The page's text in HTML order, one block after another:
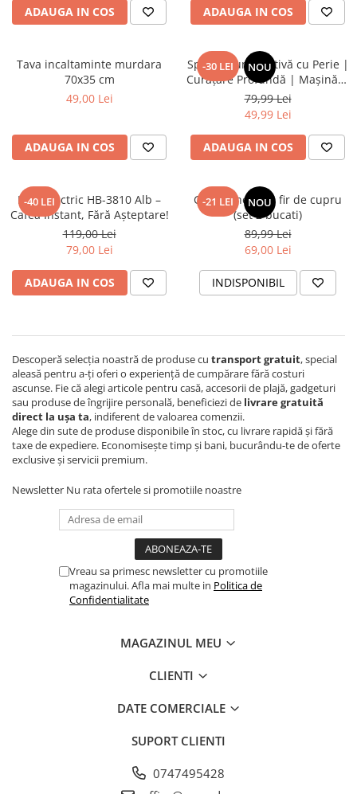
ADAUGA IN COS ADAUGA IN COS
Tava incaltaminte murdara
70x35 cm
49,00 Lei
ADAUGA IN COS
-30 LEI NOU
Spray Spumă Activă cu Perie |
Curățare Profundă | Mașină &
Casă | Elimină Pete și
Murdărie
79,99 Lei
49,99 Lei
ADAUGA IN COS
-40 LEI
Ibric Electric HB-3810 Alb –
Cafea Instant, Fără Așteptare!
119,00 Lei
79,00 Lei
ADAUGA IN COS
-21 LEI NOU
Genunchera cu fir de cupru
(set 2 bucati)
89,99 Lei
69,00 Lei
INDISPONIBIL
Descoperă selecția noastră de produse cu transport gratuit, special
aleasă pentru a-ți oferi o experiență de cumpărare fără costuri
ascunse. Fie că alegi articole pentru casă, accesorii de plajă, gadgeturi
sau produse de îngrijire personală, beneficiezi de livrare gratuită
direct la ușa ta, indiferent de valoarea comenzii.
Alege din sute de produse disponibile în stoc, cu livrare rapidă și fără
taxe de expediere. Economisește timp și bani, bucurându-te de oferte
exclusive și servicii premium.
Newsletter Nu rata ofertele si promotiile noastre
Vreau sa primesc newsletter cu promotiile
magazinului. Afla mai multe in Politica de
Confidentialitate
MAGAZINUL MEU
CLIENTI
DATE COMERCIALE
SUPORT CLIENTI
0747495428